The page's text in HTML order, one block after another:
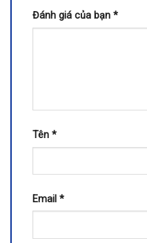
Đánh giá của bạn *
Tên *
Email *